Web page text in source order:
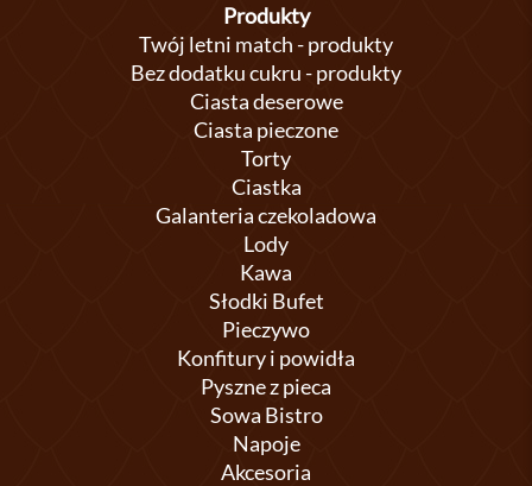
Produkty
Twój letni match - produkty
Bez dodatku cukru - produkty
Ciasta deserowe
Ciasta pieczone
Torty
Ciastka
Galanteria czekoladowa
Lody
Kawa
Słodki Bufet
Pieczywo
Konfitury i powidła
Pyszne z pieca
Sowa Bistro
Napoje
Akcesoria